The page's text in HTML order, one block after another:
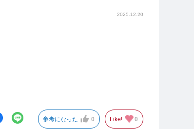
2025.12.20
参考になった 0 Like! 0